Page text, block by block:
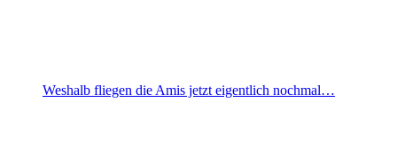
Weshalb fliegen die Amis jetzt eigentlich nochmal…